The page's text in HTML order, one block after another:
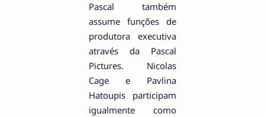
Pascal também
assume funções de
produtora executiva
através da Pascal
Pictures. Nicolas
Cage e Pavlina
Hatoupis participam
igualmente como